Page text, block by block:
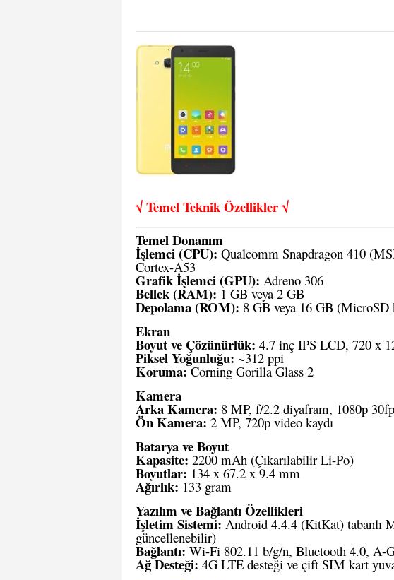
√ Temel Teknik Özellikler √
Temel Donanım
İşlemci (CPU): Qualcomm Snapdragon 410
Cortex-A53
Grafik İşlemci (GPU): Adreno 306
Bellek (RAM): 1 GB veya 2 GB
Depolama (ROM): 8 GB veya 16 GB
Ekran
Boyut ve Çözünürlük: 4.7 inç IPS LCD, 720 x
Piksel Yoğunluğu: ~312 ppi
Koruma:Corning Gorilla Glass 2
Kamera
Arka Kamera: 8 MP, f/2.2 diyafram, 1080p
Ön Kamera: 2 MP, 720p video kaydı
Batarya ve Boyut
Kapasite: 2200 mAh (Çıkarılabilir Li-Po)
Boyutlar: 134 x 67.2 x 9.4 mm
Ağırlık: 133 gram
Yazılım ve Bağlantı Özellikleri
İşletim Sistemi: Android 4.4.4 (KitKat) tabanlı
güncellenebilir)
Bağlantı: Wi-Fi 802.11 b/g/n, Bluetooth 4.0, A-
Ağ Desteği: 4G LTE desteği ve çift SIM kart